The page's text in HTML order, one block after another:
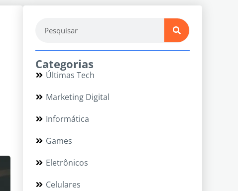
Categorias
Últimas Tech
Marketing Digital
Informática
Games
Eletrônicos
Celulares